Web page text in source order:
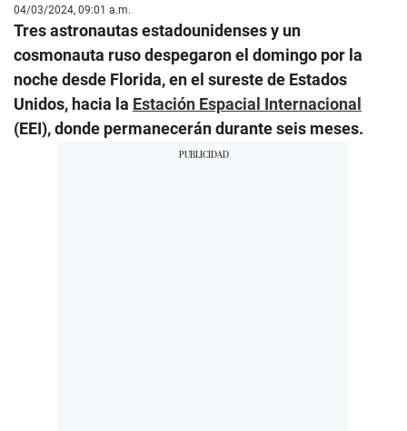
04/03/2024, 09:01 a.m.
Tres astronautas estadounidenses y un
cosmonauta ruso despegaron el domingo por la
noche desde Florida, en el sureste de Estados
Unidos, hacia la Estación Espacial Internacional
(EEI), donde permanecerán durante seis meses.